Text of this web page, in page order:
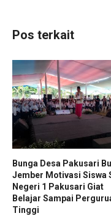
Pos terkait
Bunga Desa Pakusari
Jember Motivasi Siswa
Negeri 1 Pakusari Giat
Belajar Sampai
Tinggi